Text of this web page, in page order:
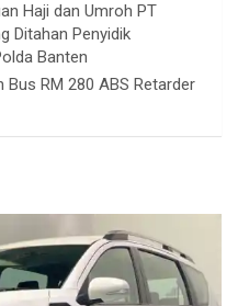
Haji dan Umroh PT
Ditahan Penyidik
Banten
Bus RM 280 ABS Retarder